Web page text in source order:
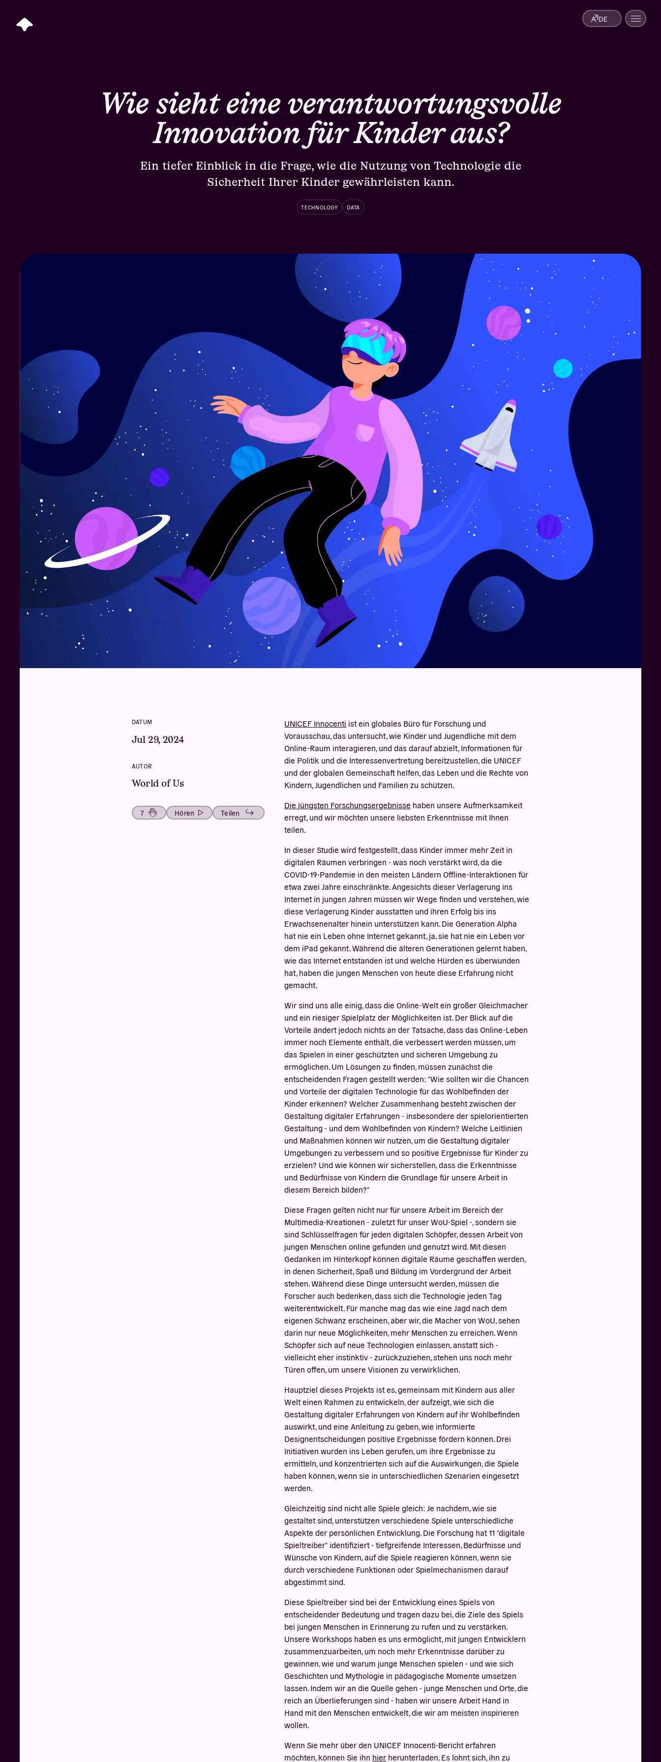
Wie sieht eine verantwortungsvolle
Innovation für Kinder aus?
Ein tiefer Einblick in die Frage, wie die Nutzung von Technologie die
Sicherheit Ihrer Kinder gewährleisten kann.
TECHNOLOGY DATA
DATUM
Jul 29, 2024
AUTOR
World of Us
7 Hören Teilen
UNICEF Innocenti ist ein globales Büro für Forschung und
Vorausschau, das untersucht, wie Kinder und Jugendliche mit dem
Online-Raum interagieren, und das darauf abzielt, Informationen für
die Politik und die Interessenvertretung bereitzustellen, die UNICEF
und der globalen Gemeinschaft helfen, das Leben und die Rechte von
Kindern, Jugendlichen und Familien zu schützen.
Die jüngsten Forschungsergebnisse haben unsere Aufmerksamkeit
erregt, und wir möchten unsere liebsten Erkenntnisse mit Ihnen
teilen.
In dieser Studie wird festgestellt, dass Kinder immer mehr Zeit in
digitalen Räumen verbringen - was noch verstärkt wird, da die
COVID-19-Pandemie in den meisten Ländern Offline-Interaktionen für
etwa zwei Jahre einschränkte. Angesichts dieser Verlagerung ins
Internet in jungen Jahren müssen wir Wege finden und verstehen, wie
diese Verlagerung Kinder ausstatten und ihren Erfolg bis ins
Erwachsenenalter hinein unterstützen kann. Die Generation Alpha
hat nie ein Leben ohne Internet gekannt, ja, sie hat nie ein Leben vor
dem iPad gekannt. Während die älteren Generationen gelernt haben,
wie das Internet entstanden ist und welche Hürden es überwunden
hat, haben die jungen Menschen von heute diese Erfahrung nicht
gemacht.
Wir sind uns alle einig, dass die Online-Welt ein großer Gleichmacher
und ein riesiger Spielplatz der Möglichkeiten ist. Der Blick auf die
Vorteile ändert jedoch nichts an der Tatsache, dass das Online-Leben
immer noch Elemente enthält, die verbessert werden müssen, um
das Spielen in einer geschützten und sicheren Umgebung zu
ermöglichen. Um Lösungen zu finden, müssen zunächst die
entscheidenden Fragen gestellt werden: "Wie sollten wir die Chancen
und Vorteile der digitalen Technologie für das Wohlbefinden der
Kinder erkennen? Welcher Zusammenhang besteht zwischen der
Gestaltung digitaler Erfahrungen - insbesondere der spielorientierten
Gestaltung - und dem Wohlbefinden von Kindern? Welche Leitlinien
und Maßnahmen können wir nutzen, um die Gestaltung digitaler
Umgebungen zu verbessern und so positive Ergebnisse für Kinder zu
erzielen? Und wie können wir sicherstellen, dass die Erkenntnisse
und Bedürfnisse von Kindern die Grundlage für unsere Arbeit in
diesem Bereich bilden?"
Diese Fragen gelten nicht nur für unsere Arbeit im Bereich der
Multimedia-Kreationen - zuletzt für unser WoU-Spiel -, sondern sie
sind Schlüsselfragen für jeden digitalen Schöpfer, dessen Arbeit von
jungen Menschen online gefunden und genutzt wird. Mit diesen
Gedanken im Hinterkopf können digitale Räume geschaffen werden,
in denen Sicherheit, Spaß und Bildung im Vordergrund der Arbeit
stehen. Während diese Dinge untersucht werden, müssen die
Forscher auch bedenken, dass sich die Technologie jeden Tag
weiterentwickelt. Für manche mag das wie eine Jagd nach dem
eigenen Schwanz erscheinen, aber wir, die Macher von WoU, sehen
darin nur neue Möglichkeiten, mehr Menschen zu erreichen. Wenn
Schöpfer sich auf neue Technologien einlassen, anstatt sich -
vielleicht eher instinktiv - zurückzuziehen, stehen uns noch mehr
Türen offen, um unsere Visionen zu verwirklichen.
Hauptziel dieses Projekts ist es, gemeinsam mit Kindern aus aller
Welt einen Rahmen zu entwickeln, der aufzeigt, wie sich die
Gestaltung digitaler Erfahrungen von Kindern auf ihr Wohlbefinden
auswirkt, und eine Anleitung zu geben, wie informierte
Designentscheidungen positive Ergebnisse fördern können. Drei
Initiativen wurden ins Leben gerufen, um ihre Ergebnisse zu
ermitteln, und konzentrierten sich auf die Auswirkungen, die Spiele
haben können, wenn sie in unterschiedlichen Szenarien eingesetzt
werden.
Gleichzeitig sind nicht alle Spiele gleich: Je nachdem, wie sie
gestaltet sind, unterstützen verschiedene Spiele unterschiedliche
Aspekte der persönlichen Entwicklung. Die Forschung hat 11 "digitale
Spieltreiber" identifiziert - tiefgreifende Interessen, Bedürfnisse und
Wünsche von Kindern, auf die Spiele reagieren können, wenn sie
durch verschiedene Funktionen oder Spielmechanismen darauf
abgestimmt sind.
Diese Spieltreiber sind bei der Entwicklung eines Spiels von
entscheidender Bedeutung und tragen dazu bei, die Ziele des Spiels
bei jungen Menschen in Erinnerung zu rufen und zu verstärken.
Unsere Workshops haben es uns ermöglicht, mit jungen Entwicklern
zusammenzuarbeiten, um noch mehr Erkenntnisse darüber zu
gewinnen, wie und warum junge Menschen spielen - und wie sich
Geschichten und Mythologie in pädagogische Momente umsetzen
lassen. Indem wir an die Quelle gehen - junge Menschen und Orte, die
reich an Überlieferungen sind - haben wir unsere Arbeit Hand in
Hand mit den Menschen entwickelt, die wir am meisten inspirieren
wollen.
Wenn Sie mehr über den UNICEF Innocenti-Bericht erfahren
möchten, können Sie ihn hier herunterladen. Es lohnt sich, ihn zu
DE